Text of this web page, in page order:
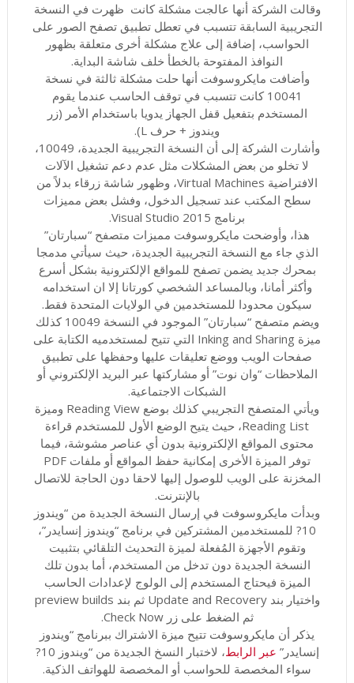
وقالت الشركة أنها عالجت مشكلة كانت ظهرت في النسخة
التجريبية السابقة تتسبب في تعطل تطبيق تصفح الصور على
الحواسب، إضافة إلى علاج مشكلة أخرى متعلقة بظهور
النوافذ المفتوحة بالخطأ خلف شاشة البداية.
وأضافت مايكروسوفت أنها حلت مشكلة ثالثة في نسخة
10041 كانت تتسبب في توقف الحاسب عندما يقوم
المستخدم بتفعيل قفل الجهاز يدويا باستخدام الأمر (زر
ويندوز + حرف L).
وأشارت الشركة إلى أن النسخة التجريبية الجديدة، 10049،
لا تخلو من بعض المشكلات مثل عدم دعم تشغيل الآلات
الافتراضية Virtual Machines، وظهور شاشة زرقاء بدلاً من
سطح المكتب عند تسجيل الدخول، وفشل بعض مميزات
برنامج Visual Studio 2015.
هذا، وأوضحت مايكروسوفت مميزات متصفح “سبارتان”
الذي جاء مع النسخة التجريبية الجديدة، حيث سيأتي مدمجا
بمحرك جديد يضمن تصفح للمواقع الإلكترونية بشكل أسرع
وأكثر أمانا، وبالمساعد الشخصي كورتانا إلا ان استخدامه
سيكون محدودا للمستخدمين في الولايات المتحدة فقط.
ويضم متصفح “سبارتان” الموجود في النسخة 10049 كذلك
ميزة Inking and Sharing التي تتيح لمستخدميه الكتابة على
صفحات الويب ووضع تعليقات عليها وحفظها على تطبيق
الملاحظات “وان نوت” أو مشاركتها عبر البريد الإلكتروني أو
الشبكات الاجتماعية.
ويأتي المتصفح التجريبي كذلك بوضع Reading View وميزة
Reading List، حيث يتيح الوضع الأول للمستخدم قراءة
محتوى المواقع الإلكترونية بدون أي عناصر مشوشة، فيما
توفر الميزة الأخرى إمكانية حفظ المواقع أو ملفات PDF
المخزنة على الويب للوصول إليها لاحقا دون الحاجة للاتصال
بالإنترنت.
وبدأت مايكروسوفت في إرسال النسخة الجديدة من “ويندوز
10? للمستخدمين المشتركين في برنامج “ويندوز إنسايدر”،
وتقوم الأجهزة المُفعلة لميزة التحديث التلقائي بتثبيت
النسخة الجديدة دون تدخل من المستخدم، أما بدون تلك
الميزة فيحتاج المستخدم إلى الولوج لإعدادات الحاسب
واختيار بند Update and Recovery ثم بند preview builds
ثم الضغط على زر Check Now.
يذكر أن مايكروسوفت تتيح ميزة الاشتراك ببرنامج “ويندوز
إنسايدر” عبر الرابط
، لاختبار النسخ الجديدة من “ويندوز 10?
سواء المخصصة للحواسب أو المخصصة للهواتف الذكية.